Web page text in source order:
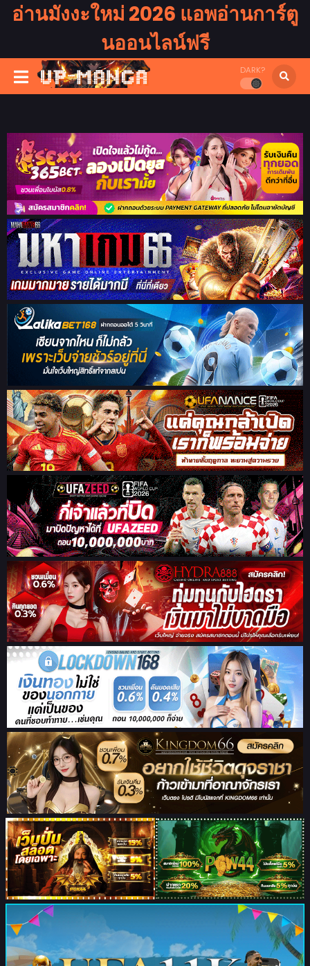
อ่านมังงะใหม่ 2026 แอพอ่านการ์ตู
นออนไลน์ฟรี
DARK?